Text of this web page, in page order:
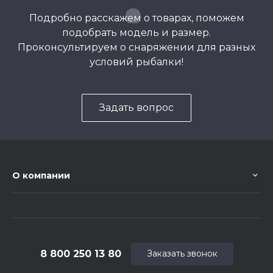
Подробно расскажем о товарах, поможем
подобрать модель и размер.
Проконсультируем о снаряжении для разных
условий рыбалки!
Задать вопрос
О компании
8 800 250 13 80 Заказать звонок